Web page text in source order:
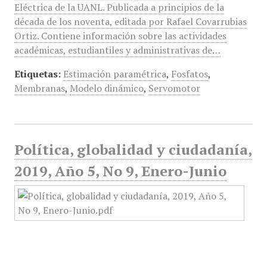
Eléctrica de la UANL. Publicada a principios de la
década de los noventa, editada por Rafael Covarrubias
Ortiz. Contiene información sobre las actividades
académicas, estudiantiles y administrativas de…
Etiquetas: Estimación paramétrica, Fosfatos,
Membranas, Modelo dinámico, Servomotor
Política, globalidad y ciudadanía,
2019, Año 5, No 9, Enero-Junio